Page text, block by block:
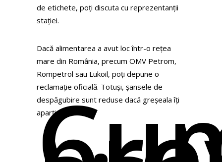
de etichete, poți discuta cu reprezentanții
stației.
Dacă alimentarea a avut loc într-o rețea
mare din România, precum OMV Petrom,
Rompetrol sau Lukoil, poți depune o
reclamație oficială. Totuși, șansele de
despăgubire sunt reduse dacă greșeala îți
aparține.